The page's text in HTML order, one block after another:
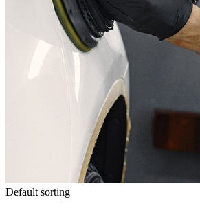
Default sorting